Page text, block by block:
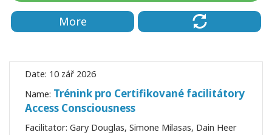
More
Date: 10 zář 2026
Name: Trénink pro Certifikované facilitátory
Access Consciousness
Facilitator: Gary Douglas, Simone Milasas, Dain Heer